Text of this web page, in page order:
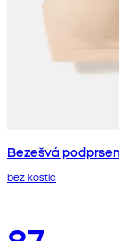
Bezešvá
bez kostic